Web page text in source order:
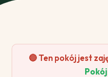
🔴 Ten pokój jest